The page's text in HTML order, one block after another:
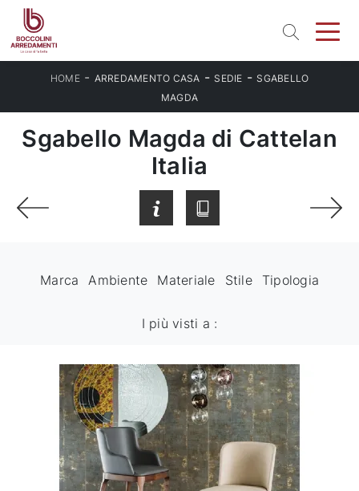
HOME- ARREDAMENTO CASA - SEDIE - SGABELLO
MAGDA
Sgabello Magda di Cattelan
Italia
Marca Ambiente Materiale Stile Tipologia
I più visti a :